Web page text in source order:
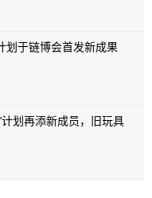
划于链博会首发新成果
划再添新成员，旧玩具